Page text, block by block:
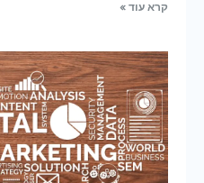
קרא עוד »